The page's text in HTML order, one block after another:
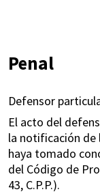
Penal
Defensor
El acto del
la notificación de
haya tomado
del Código de
43, C.P.P.).